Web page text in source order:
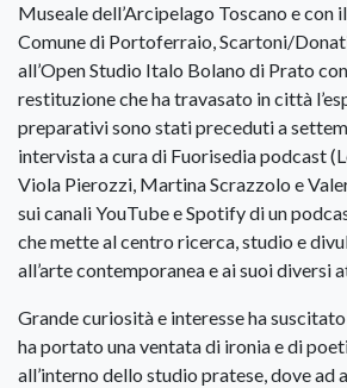
Museale dell’Arcipelago Toscano e con
Comune di Portoferraio, Scartoni/
all’Open Studio Italo Bolano di Prato
restituzione che ha travasato in città
preparativi sono stati preceduti a
intervista a cura di Fuorisedia podcast
Viola Pierozzi, Martina Scrazzolo e
sui canali YouTube e Spotify di un
che mette al centro ricerca, studio e
all’arte contemporanea e ai suoi diversi
Grande curiosità e interesse ha
ha portato una ventata di ironia e di
all’interno dello studio pratese, dove ad